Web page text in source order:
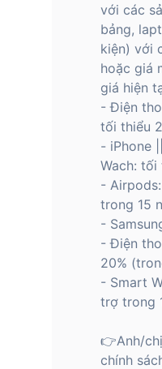
thương hiệu HONOR,
bền bỉ, hiệu năng ổn
ứng tốt nhu cầu học tập,
là lựa chọn lý tưởng cho
đa năng với
Tuy nhiên, bạn cũng cần
thay đổi theo từng
sở hữu sản phẩm với
Hoàng Hà Mobile qua
tiết về giá bán cũng như
So sánh điện
HONOR X7c 4G
HONOR X7d 4G và
thuộc thương hiệu
HONOR
với các
bảng,
kiện) với
hoặc giá
giá hiện
- Điện
tối thiểu
- iPhone
Wach: tối
-
trong 15
-
- Điện
20%
- Smart
trợ trong
👉Anh/
chính